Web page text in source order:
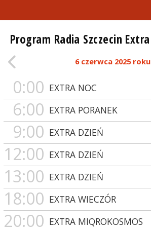
Program Radia Szczecin Extra
6 czerwca 2025 roku
0:00 EXTRA NOC
6:00 EXTRA PORANEK
9:00 EXTRA DZIEŃ
12:00 EXTRA DZIEŃ
13:00 EXTRA DZIEŃ
18:00 EXTRA WIECZÓR
20:00 EXTRA MIQROKOSMOS